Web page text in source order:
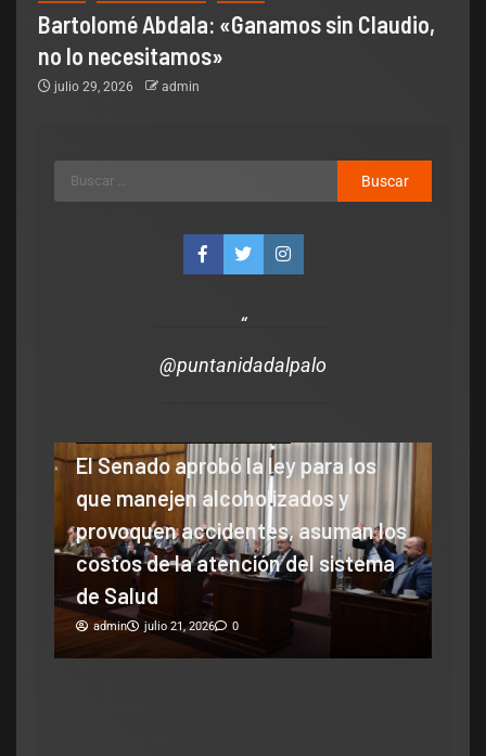
Bartolomé Abdala: «Ganamos sin Claudio,
no lo necesitamos»
julio 29, 2026 admin
@puntanidadalpalo
El Senado aprobó la ley para los
que manejen alcoholizados y
provoquen accidentes, asuman los
costos de la atención del sistema
de Salud
admin julio 21, 2026 0